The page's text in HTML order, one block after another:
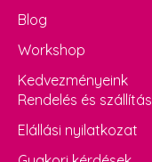
Blog
Workshop
Kedvezményeink
Rendelés és szállítás
Elállási nyilatkozat